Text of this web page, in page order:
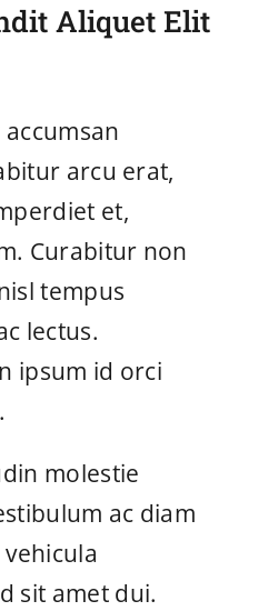
Aliquet Elit
arcu erat,
et,
Curabitur non
tempus
lectus.
ipsum id orci
molestie
ac diam
sit amet dui.